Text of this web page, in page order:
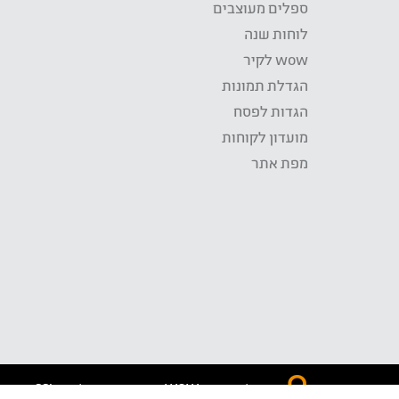
ספלים מעוצבים
לוחות שנה
wow לקיר
הגדלת תמונות
הגדות לפסח
מועדון לקוחות
מפת אתר
התשלום באתר WOW מאובטח בטכנולוגית SSL